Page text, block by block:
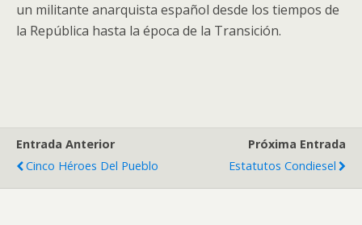
un militante anarquista español desde los tiempos de
la República hasta la época de la Transición.
Entrada Anterior
Cinco Héroes Del Pueblo
Próxima Entrada
Estatutos Condiesel